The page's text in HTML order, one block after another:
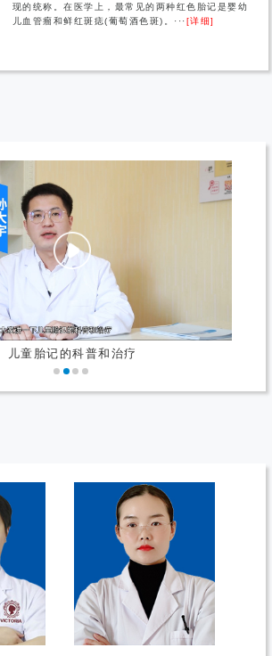
现的统称。在医学上，最常见的两种红色胎记是婴幼
儿血管瘤和鲜红斑痣(葡萄酒色斑)。···[详细]
儿童胎记的科普和治疗